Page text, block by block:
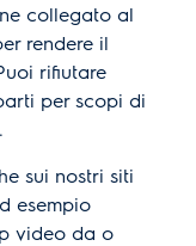
collegato al
rendere il
rifiutare
per scopi di
.
sui nostri siti
esempio
video da o